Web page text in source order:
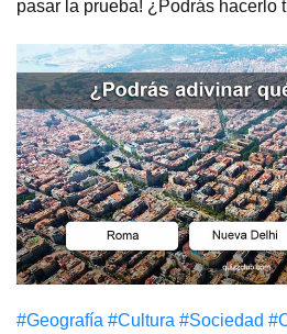
pasar la prueba! ¿Podrás hacerlo
#Geografía #Cultura #Sociedad